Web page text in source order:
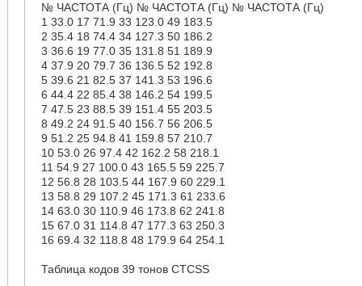
№ ЧАСТОТА (Гц) № ЧАСТОТА (Гц) № ЧАСТОТА (Гц)
1 33.0 17 71.9 33 123.0 49 183.5
2 35.4 18 74.4 34 127.3 50 186.2
3 36.6 19 77.0 35 131.8 51 189.9
4 37.9 20 79.7 36 136.5 52 192.8
5 39.6 21 82.5 37 141.3 53 196.6
6 44.4 22 85.4 38 146.2 54 199.5
7 47.5 23 88.5 39 151.4 55 203.5
8 49.2 24 91.5 40 156.7 56 206.5
9 51.2 25 94.8 41 159.8 57 210.7
10 53.0 26 97.4 42 162.2 58 218.1
11 54.9 27 100.0 43 165.5 59 225.7
12 56.8 28 103.5 44 167.9 60 229.1
13 58.8 29 107.2 45 171.3 61 233.6
14 63.0 30 110.9 46 173.8 62 241.8
15 67.0 31 114.8 47 177.3 63 250.3
16 69.4 32 118.8 48 179.9 64 254.1
Таблица кодов 39 тонов CTCSS